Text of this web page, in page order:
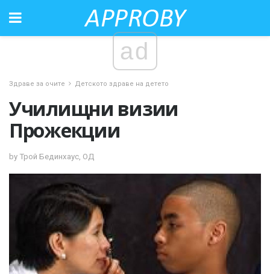
ad
Здраве за очите Детското здраве на детето
Училищни визии
Прожекции
by Трой Бединхаус, ОД